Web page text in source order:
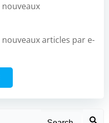
articles par e-